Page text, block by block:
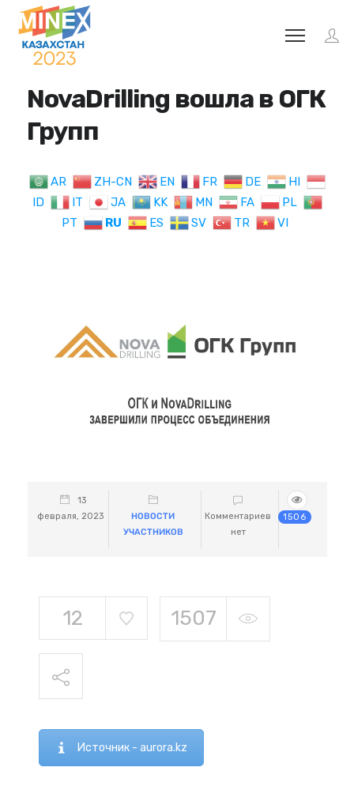
NovaDrilling вошла в ОГК
Групп
AR ZH-CN EN FR DE
HI
ID
IT JA KK MN FA
PL
PT
RU ES SV TR VI
13
февраля, 2023
НОВОСТИ
УЧАСТНИКОВ
Комментариев
нет
1506
12 1507
Источник - aurora.kz